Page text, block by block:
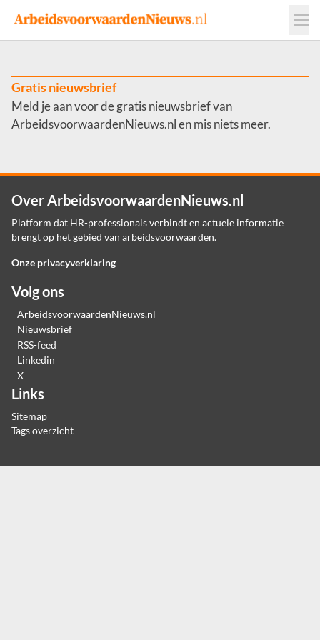
Events
Adverteren
Werkgevers
Contact
Gratis nieuwsbrief
Meld je aan voor de gratis nieuwsbrief van
ArbeidsvoorwaardenNieuws.nl en mis niets meer.
Over ArbeidsvoorwaardenNieuws.nl
Platform dat HR-professionals verbindt en actuele informatie
brengt op het gebied van arbeidsvoorwaarden.
Onze privacyverklaring
Volg ons
ArbeidsvoorwaardenNieuws.nl
Nieuwsbrief
RSS-feed
Linkedin
X
Links
Sitemap
Tags overzicht